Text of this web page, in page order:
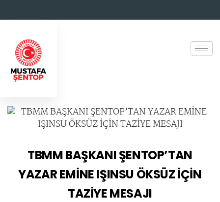
TBMM BAŞKANI ŞENTOP’TAN
YAZAR EMİNE IŞINSU ÖKSÜZ İÇİN
TAZİYE MESAJI